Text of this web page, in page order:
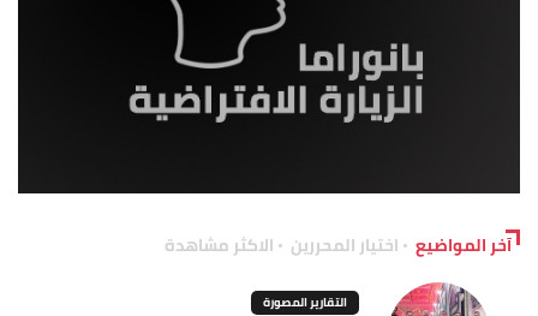
آخر المواضيع اختيار المحررين الاكثر مشاهدة
التقارير المصورة